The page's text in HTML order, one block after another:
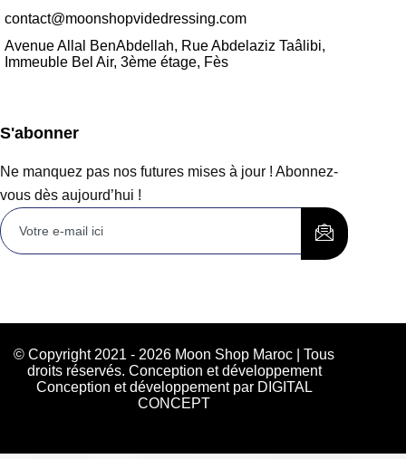
contact@moonshopvidedressing.com
Avenue Allal BenAbdellah, Rue Abdelaziz Taâlibi,
Immeuble Bel Air, 3ème étage, Fès
S'abonner
Ne manquez pas nos futures mises à jour ! Abonnez-
vous dès aujourd’hui !
© Copyright 2021 - 2026 Moon Shop Maroc | Tous
droits réservés. Conception et développement
Conception et développement par DIGITAL
CONCEPT